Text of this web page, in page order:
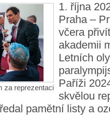
za reprezentaci
1. října
Praha –
včera
akademii
Letních
Paříži
skvělou
pamětní listy a